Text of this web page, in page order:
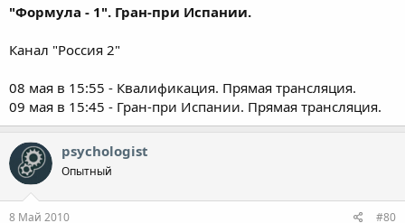
"Формула - 1". Гран-при Испании.
Канал "Россия 2"
08 мая в 15:55 - Квалификация. Прямая трансляция.
09 мая в 15:45 - Гран-при Испании. Прямая трансляция.
psychologist
Опытный
8 Май 2010 #80